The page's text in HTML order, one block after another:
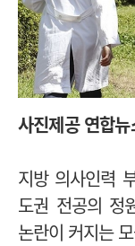
사진제공 연합뉴
지방 의사인력
도권 전공의 정
논란이 커지는